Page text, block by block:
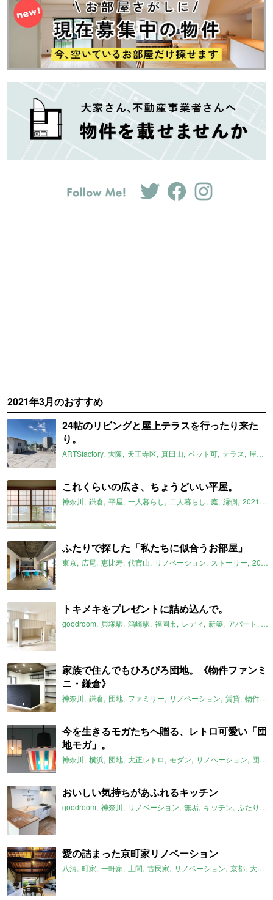
2021年3月のおすすめ
24帖のリビングと屋上テラスを行ったり来た
り。
ARTSfactory 大阪 天王寺区 真田山 ペット可 テラス 屋上テラス
これくらいの広さ、ちょうどいい平屋。
神奈川 鎌倉 平屋 一人暮らし 二人暮らし 庭 縁側 2021年3月のおすすめ
ふたりで探した「私たちに似合うお部屋」
東京 広尾 恵比寿 代官山 リノベーション ストーリー 2021年3月のおすすめ
トキメキをプレゼントに詰め込んで。
goodroom 貝塚駅 箱崎駅 福岡市 レディ 新築 アパート ワ
家族で住んでもひろびろ団地。《物件ファンミ
ニ・鎌倉》
神奈川 鎌倉 団地 ファミリー リノベーション 賃貸 物件ファンミニ
今を生きるモガたちへ贈る、レトロ可愛い「団
地モガ」。
神奈川 横浜 団地 大正レトロ モダン リノベーション 団地再生事業協同組合
おいしい気持ちがあふれるキッチン
goodroom 神奈川 リノベーション 無垢 キッチン ふたりぐらし
愛の詰まった京町家リノベーション
八清 町家 一軒家 土間 古民家 リノベーション 京都 大家女子